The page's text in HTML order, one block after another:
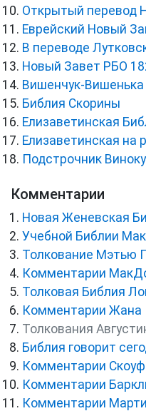
Открытый перевод
Еврейский Новый
В переводе
Новый Завет РБО
Вишенчук-Вишенька
Библия Скорины
Елизаветинская
Елизаветинская на
Подстрочник
Комментарии
Новая Женевская
Учебной Библии
Толкование Мэтью
Комментарии
Толковая Библия
Комментарии Жана
Толкования
Библия говорит
Комментарии
Комментарии
Комментарии